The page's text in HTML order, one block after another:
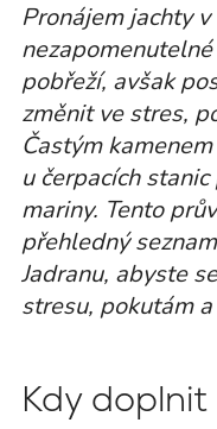
Pronájem jachty
pobřeží, avšak
změnit ve stres,
Častým
u čerpacích
mariny. Tento
přehledný
Jadranu, abyste
stresu, pokutám
Kdy